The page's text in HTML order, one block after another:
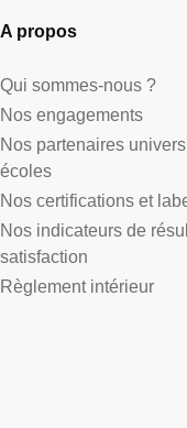
A propos
Qui sommes-nous ?
Nos engagements
Nos partenaires
écoles
Nos certifications et
Nos indicateurs de
satisfaction
Règlement intérieur